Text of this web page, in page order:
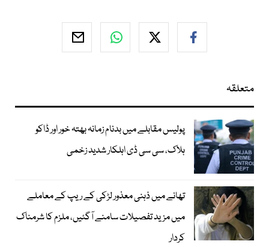
متعلقہ
پولیس مقابلے میں بدنام زمانہ بھتہ خور اور ڈاکو
ہلاک، سی سی ڈی اہلکار شدید زخمی
تھانے میں ذہنی معذور لڑکی کے ریپ کے معاملے
میں مزید تفصیلات سامنے آگئیں، ملزم کا شرمناک
کردار